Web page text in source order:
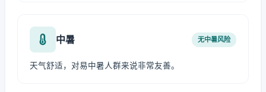
中暑 无中暑风险
天气舒适，对易中暑人群来说非常友善。